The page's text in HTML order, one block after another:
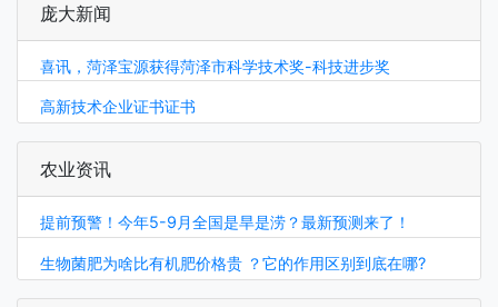
庞大新闻
喜讯，菏泽宝源获得菏泽市科学技术奖-科技进步奖
高新技术企业证书证书
农业资讯
提前预警！今年5-9月全国是旱是涝？最新预测来了！
生物菌肥为啥比有机肥价格贵 ？它的作用区别到底在哪?